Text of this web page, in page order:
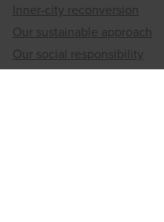
Inner-city reconversion
Our sustainable approach
Our social responsibility